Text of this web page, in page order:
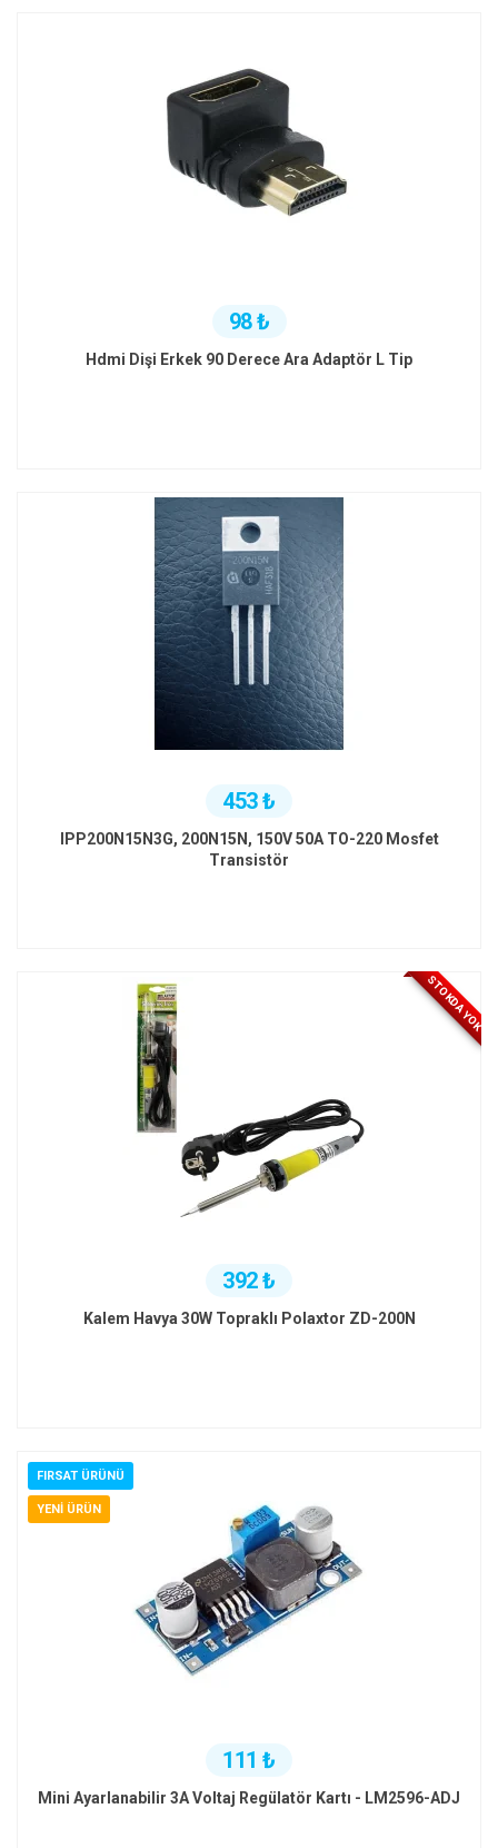
98 ₺
Hdmi Dişi Erkek 90 Derece Ara Adaptör L Tip
453 ₺
IPP200N15N3G, 200N15N, 150V 50A TO-220 Mosfet
Transistör
STOKDA YOK
392 ₺
Kalem Havya 30W Topraklı Polaxtor ZD-200N
FIRSAT ÜRÜNÜ
YENI ÜRÜN
111 ₺
Mini Ayarlanabilir 3A Voltaj Regülatör Kartı - LM2596-ADJ